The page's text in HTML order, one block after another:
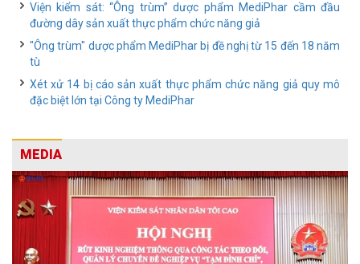
Viện kiểm sát: “Ông trùm” dược phẩm MediPhar cầm đầu
đường dây sản xuất thực phẩm chức năng giả
"Ông trùm" dược phẩm MediPhar bị đề nghị từ 15 đến 18 năm
tù
Xét xử 14 bị cáo sản xuất thực phẩm chức năng giả quy mô
đặc biệt lớn tại Công ty MediPhar
MEDIA